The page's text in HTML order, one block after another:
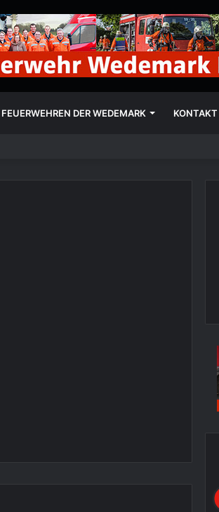
FEUERWEHREN DER WEDEMARK KONTAKT